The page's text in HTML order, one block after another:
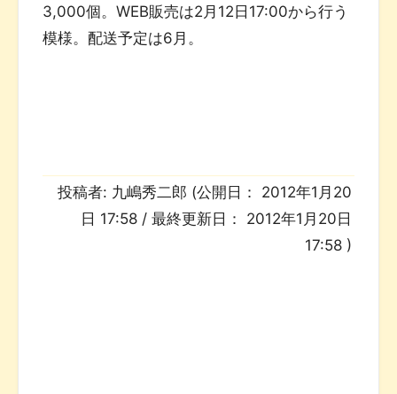
3,000個。WEB販売は2月12日17:00から行う
模様。配送予定は6月。
投稿者: 九嶋秀二郎 (公開日： 2012年1月20
日 17:58 / 最終更新日： 2012年1月20日
17:58 )